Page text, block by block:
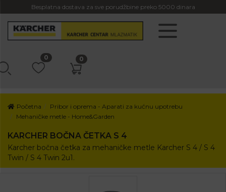
Besplatna dostava za sve porudžbine preko 5000 dinara
0 0
Početna
Pribor i oprema - Aparati za kućnu upotrebu
Mehaničke metle - Home&Garden
KARCHER BOČNA ČETKA S 4
Karcher bočna četka za mehaničke metle Karcher S 4 / S 4
Twin / S 4 Twin 2u1.